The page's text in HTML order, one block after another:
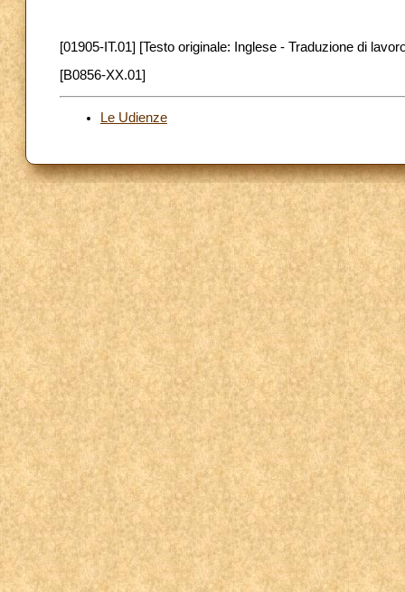
[01905-IT.01] [Testo originale: Inglese - Traduzione di
[B0856-XX.01]
Le Udienze